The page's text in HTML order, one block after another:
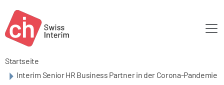
Startseite
Interim Senior HR Business Partner in der Corona-Pandemie